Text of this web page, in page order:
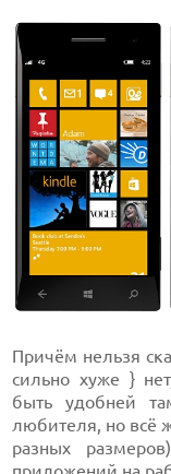
Причём нельзя
сильно хуже }
быть удобней
любителя, но всё
разных